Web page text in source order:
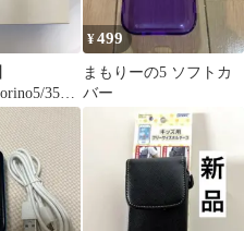
3520
¥499
まもりーの5 ソフトカ
バー